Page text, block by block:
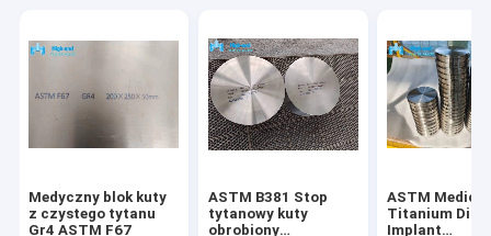
Medyczny blok kuty
z czystego tytanu
Gr4 ASTM F67
ASTM B381 Stop
tytanowy kuty
obrobiony
ASTM Medical
Titanium Disc
Implant